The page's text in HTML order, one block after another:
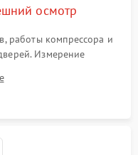
Подробнее →
осмотр
работы компрессора и
Измерение
термостата и
дисплея.